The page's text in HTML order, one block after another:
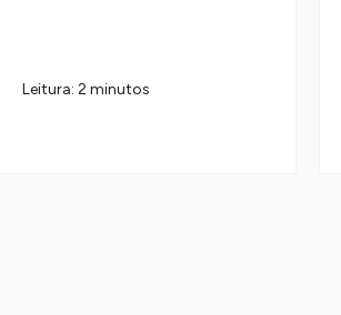
Leitura: 2 minutos